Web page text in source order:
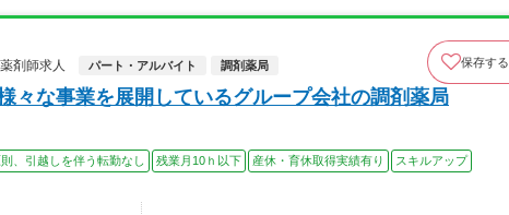
剤師求人
パート・アルバイト 調剤薬局 保存する
々な事業を展開しているグループ会社の調剤薬局
則、引越しを伴う転勤なし 残業月10ｈ以下 産休・育休取得実績有り
スキルアップ